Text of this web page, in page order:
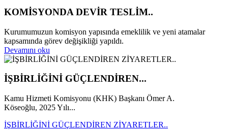
KOMİSYONDA DEVİR TESLİM..
Kurumumuzun komisyon yapısında emeklilik ve yeni atamalar
kapsamında görev değişikliği yapıldı.
Devamını oku
İŞBİRLİĞİNİ GÜÇLENDİREN...
Kamu Hizmeti Komisyonu (KHK) Başkanı Ömer A.
Köseoğlu, 2025 Yılı...
İŞBİRLİĞİNİ GÜÇLENDİREN ZİYARETLER..